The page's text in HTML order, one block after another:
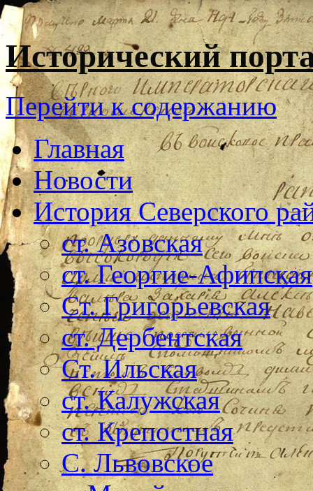
Исторический
Перейти к содержанию
Главная
Новости
История Северского
ст. Азовская
ст. Георгие-Афипская
Ст. Григорьевская
ст. Дербентская
Ст. Ильская
ст. Калужская
ст. Крепостная
С. Львовское